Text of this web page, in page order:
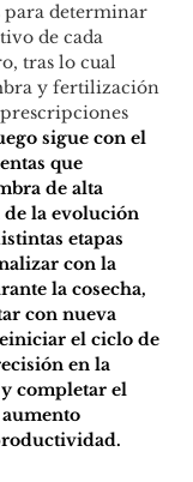
para determinar
de cada
tras lo cual
y fertilización
sigue con el
que
de alta
la evolución
etapas
con la
la cosecha,
con nueva
el ciclo de
en la
completar el